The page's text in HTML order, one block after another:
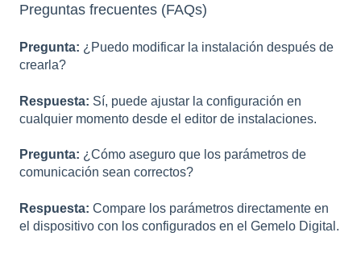
Preguntas frecuentes (FAQs)
Pregunta: ¿Puedo modificar la instalación después de
crearla?
Respuesta: Sí, puede ajustar la configuración en
cualquier momento desde el editor de instalaciones.
Pregunta: ¿Cómo aseguro que los parámetros de
comunicación sean correctos?
Respuesta: Compare los parámetros directamente en
el dispositivo con los configurados en el Gemelo Digital.